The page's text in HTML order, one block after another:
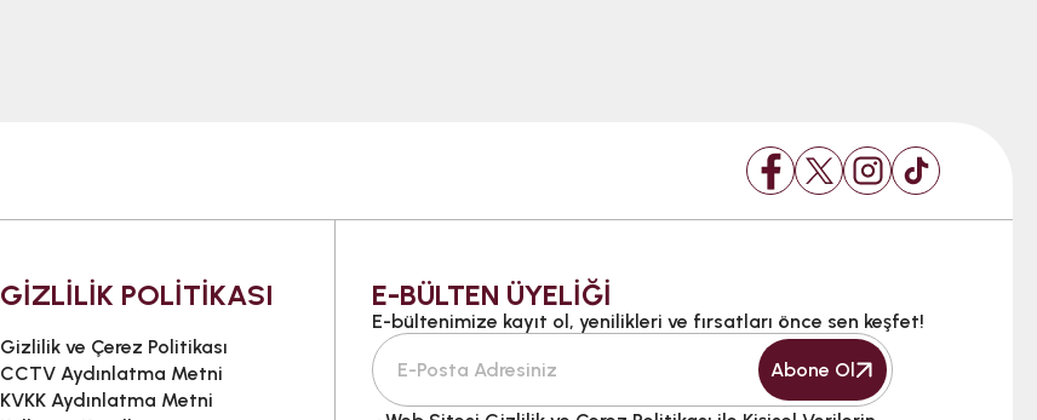
GİZLİLİK POLİTİKASI
Gizlilik ve Çerez Politikası
CCTV Aydınlatma Metni
KVKK Aydınlatma Metni
E-BÜLTEN ÜYELİĞİ
E-bültenimize kayıt ol, yenilikleri ve fırsatları önce sen keşfet!
Abone Ol